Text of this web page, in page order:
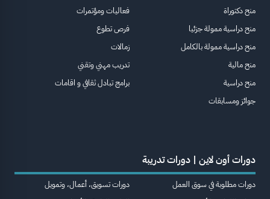
منح دكتوراة
منح دراسية ممولة جزئيا
منح دراسية ممولة بالكامل
منح مالية
منح دراسية
جوائز ومسابقات
فعاليات ومؤتمرات
فرص تطوع
زمالات
تدريب مهني وتقني
برامج تبادل ثقافي و اقامات
دورات أون لاين | دورات تدريبة
دورات مطلوبة في سوق العمل
دورات تسويق، أعمال، وتمويل